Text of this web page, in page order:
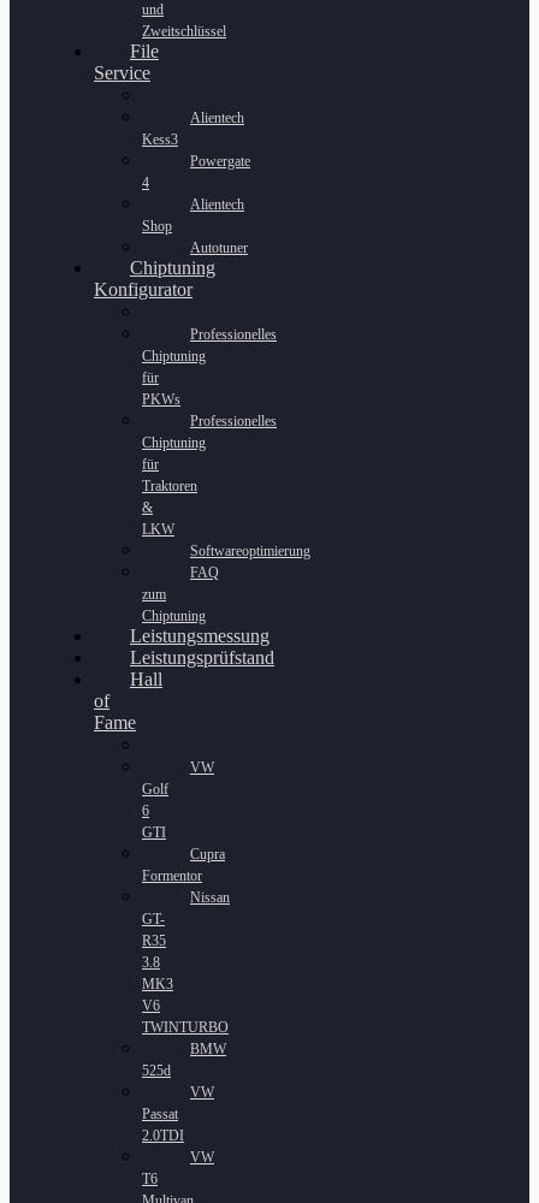
und
Zweitschlüssel
File
Service
Alientech
Kess3
Powergate
4
Alientech
Shop
Autotuner
Chiptuning
Konfigurator
Professionelles
Chiptuning
für
PKWs
Professionelles
Chiptuning
für
Traktoren
&
LKW
Softwareoptimierung
FAQ
zum
Chiptuning
Leistungsmessung
Leistungsprüfstand
Hall
of
Fame
VW
Golf
6
GTI
Cupra
Formentor
Nissan
GT-
R35
3.8
MK3
V6
TWINTURBO
BMW
525d
VW
Passat
2.0TDI
VW
T6